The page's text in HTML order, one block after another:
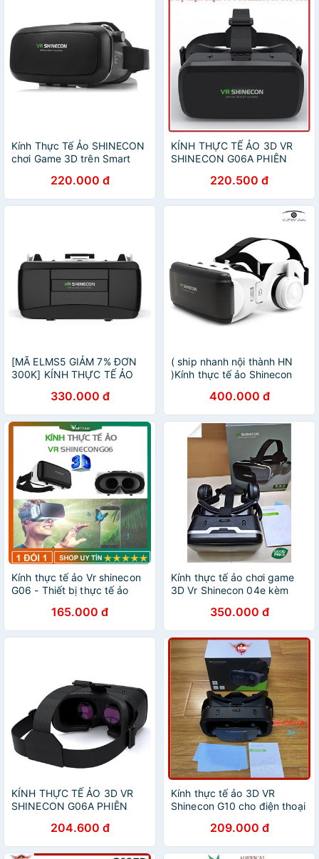
Kính Thực Tế Ảo SHINECON
chơi Game 3D trên Smart
220.000 đ
KÍNH THỰC TẾ ẢO 3D VR
SHINECON G06A PHIÊN
220.500 đ
[MÃ ELMS5 GIẢM 7% ĐƠN
300K] KÍNH THỰC TẾ ẢO
XEM PHIM 3D DÙNG CHO
ĐIỆN THOẠI THÔNG MINH
TỪ 4-6INCH
330.000 đ
( ship nhanh nội thành HN
)Kính thực tế ảo Shinecon
nhạc trên điện thoại
400.000 đ
Kính thực tế ảo Vr shinecon
G06 - Thiết bị thực tế ảo
Game Vr Và Phim 360 -
dc4440
165.000 đ
Kính thực tế ảo chơi game
3D Vr Shinecon 04e kèm
350.000 đ
KÍNH THỰC TẾ ẢO 3D VR
SHINECON G06A PHIÊN
204.600 đ
Kính thực tế ảo 3D VR
Shinecon G10 cho điện thoại
209.000 đ